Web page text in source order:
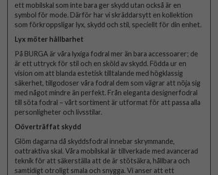
ett mobilskal som inte bara ger skydd utan också är en
symbol för mode. Därför har vi skräddarsytt en kollektion
som förkroppsligar lyx, skydd och stil, speciellt för din enhet.
Lyx möter hållbarhet
På BURGA är våra lyxiga fodral mer än bara accessoarer; de
är ett uttryck för stil och en sköld av skydd. Födda ur en
vision om att blanda estetisk tilltalande med högklassig
säkerhet, tillgodoser våra fodral dem som vägrar att nöja sig
med något mindre än perfekt. Från eleganta designerfodral
till söta fodral – vårt sortiment är utformat för att passa alla
personligheter och livsstilar.
Oöverträffat skydd
Glöm dagarna då skyddsfodral innebar skrymmande,
oattraktiva skal. Våra mobilskal är tillverkade med avancerad
teknik för att säkerställa att de är stötsäkra, hållbara och
samtidigt otroligt smala och snygga. Vi anser att ett